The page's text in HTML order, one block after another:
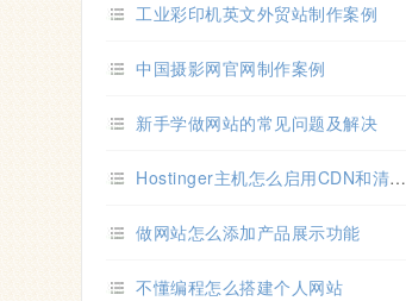
工业彩印机英文外贸站制作案例
中国摄影网官网制作案例
新手学做网站的常见问题及解决
Hostinger主机怎么启用CDN和清除主机缓存
做网站怎么添加产品展示功能
不懂编程怎么搭建个人网站